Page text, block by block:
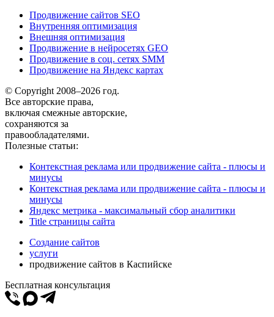
Продвижение сайтов SEO
Внутренняя оптимизация
Внешняя оптимизация
Продвижение в нейросетях GEO
Продвижение в соц. сетях SMM
Продвижение на Яндекс картах
© Copyright 2008–2026 год.
Все авторские права,
включая смежные авторские,
сохраняются за
правообладателями.
Полезные статьи:
Контекстная реклама или продвижение сайта - плюсы и
минусы
Контекстная реклама или продвижение сайта - плюсы и
минусы
Яндекс метрика - максимальный сбор аналитики
Title страницы сайта
Создание сайтов
услуги
продвижение сайтов в Каспийске
Бесплатная консультация